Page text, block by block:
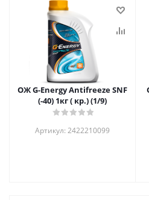
ОЖ G-Energy Antifreeze SNF
(-40) 1кг ( кр.) (1/9)
Артикул: 2422210099